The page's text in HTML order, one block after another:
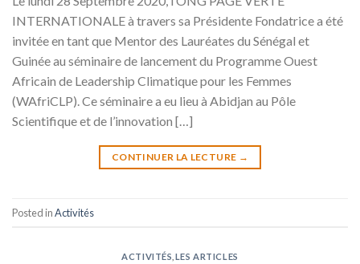
INTERNATIONALE à travers sa Présidente Fondatrice a été
invitée en tant que Mentor des Lauréates du Sénégal et
Guinée au séminaire de lancement du Programme Ouest
Africain de Leadership Climatique pour les Femmes
(WAfriCLP). Ce séminaire a eu lieu à Abidjan au Pôle
Scientifique et de l’innovation […]
CONTINUER LA LECTURE →
Posted inActivités
ACTIVITÉS LES ARTICLES